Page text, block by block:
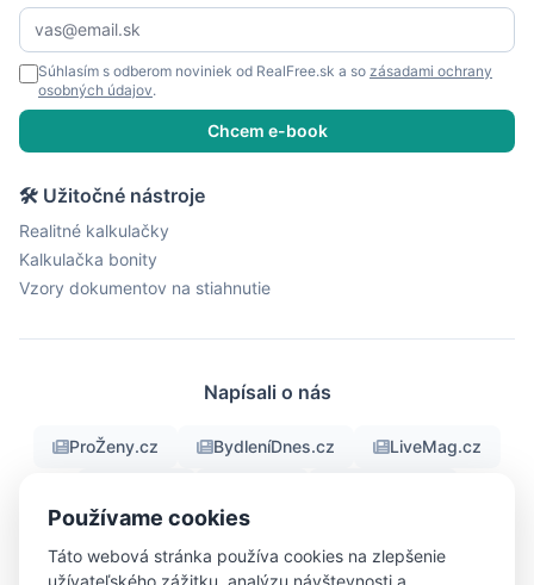
Súhlasím s odberom noviniek od RealFree.sk a so zásadami ochrany
osobných údajov.
Chcem e-book
🛠 Užitočné nástroje
Realitné kalkulačky
Kalkulačka bonity
Vzory dokumentov na stiahnutie
Napísali o nás
ProŽeny.cz BydleníDnes.cz LiveMag.cz
Objektiv24.cz
Používame cookies
Táto webová stránka používa cookies na zlepšenie
užívateľského zážitku, analýzu návštevnosti a